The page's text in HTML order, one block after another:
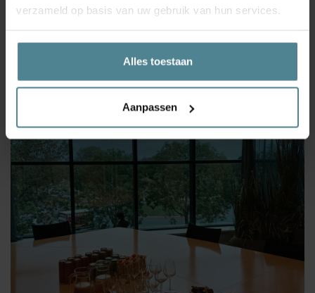
verzameld op basis van uw gebruik van hun services.
Alles toestaan
Aanpassen